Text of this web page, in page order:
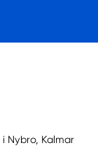
Nybro, Kalmar